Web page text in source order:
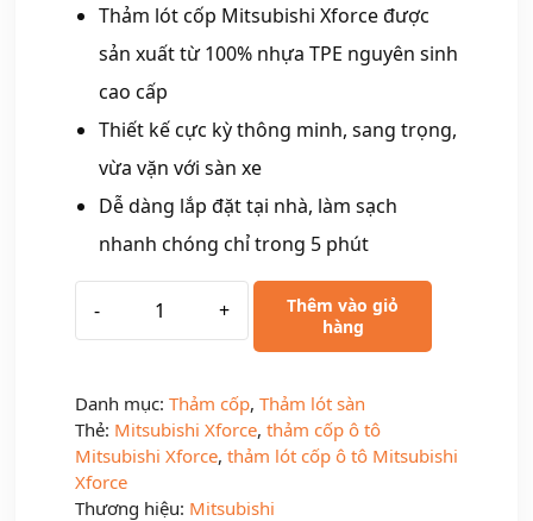
Thảm lót cốp Mitsubishi Xforce được
sản xuất từ 100% nhựa TPE nguyên sinh
cao cấp
Thiết kế cực kỳ thông minh, sang trọng,
vừa vặn với sàn xe
Dễ dàng lắp đặt tại nhà, làm sạch
nhanh chóng chỉ trong 5 phút
- +
Thêm vào giỏ
hàng
Danh mục: Thảm cốp, Thảm lót sàn
Thẻ: Mitsubishi Xforce, thảm cốp ô tô
Mitsubishi Xforce, thảm lót cốp ô tô Mitsubishi
Xforce
Thương hiệu: Mitsubishi